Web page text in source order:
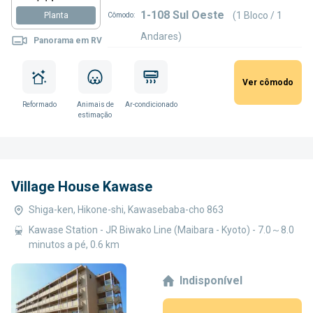
Planta
Panorama em RV
Cômodo: 1-108 Sul Oeste
(1 Bloco / 1
Andares)
Reformado
Animais de
estimação
Ar-condicionado
Ver cômodo
Village House Kawase
Shiga-ken, Hikone-shi, Kawasebaba-cho 863
Kawase Station - JR Biwako Line (Maibara - Kyoto) - 7.0～8.0
minutos a pé, 0.6 km
Indisponível